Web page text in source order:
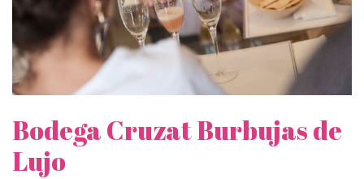
Bodega Cruzat Burbujas de
Lujo